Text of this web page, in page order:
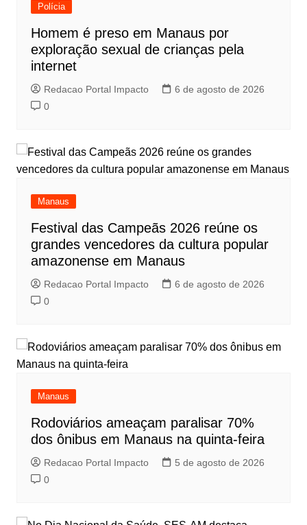
Polícia
Homem é preso em Manaus por
exploração sexual de crianças pela
internet
Redacao Portal Impacto
6 de agosto de 2026
0
Manaus
Festival das Campeãs 2026 reúne os
grandes vencedores da cultura popular
amazonense em Manaus
Redacao Portal Impacto
6 de agosto de 2026
0
Manaus
Rodoviários ameaçam paralisar 70%
dos ônibus em Manaus na quinta-feira
Redacao Portal Impacto
5 de agosto de 2026
0